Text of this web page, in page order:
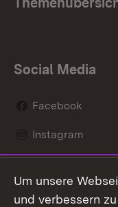
Social Media
Facebook
Instagram
Mastodon
Um unsere
und verbessern